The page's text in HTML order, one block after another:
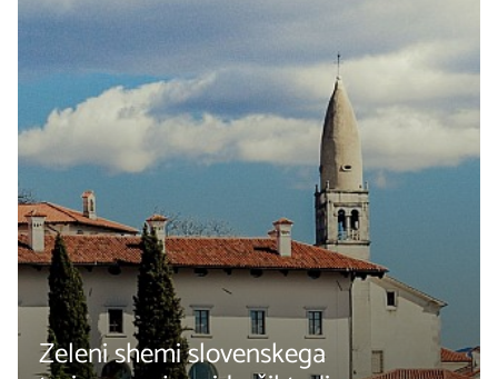
Zeleni shemi slovenskega